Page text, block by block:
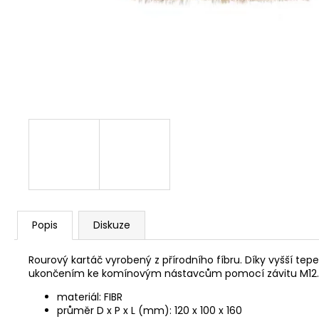
Popis Diskuze
Rourový kartáč vyrobený z přírodního fíbru. Díky vyšší
ukončením ke komínovým nástavcům pomocí závitu M12.
materiál: FIBR
průměr D x P x L (mm): 120 x 100 x 160
NÝT DUTÝ DVOJDÍLNÝ 3,5X10 NIKL